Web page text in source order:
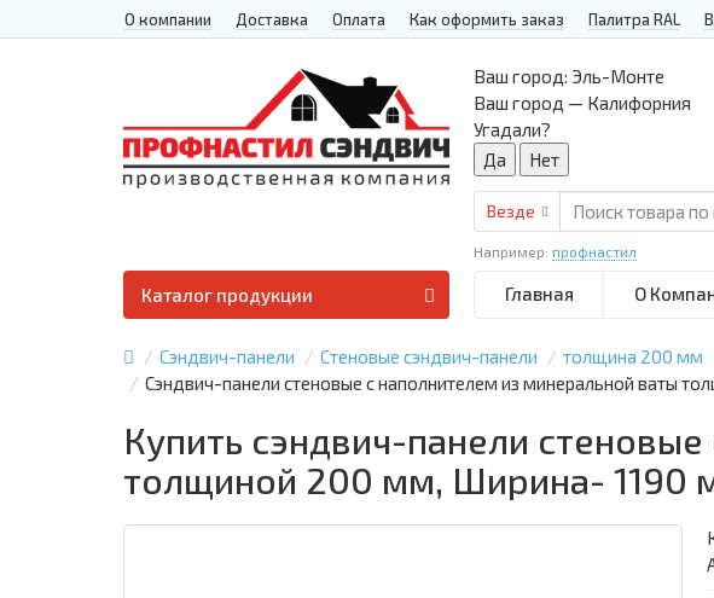
О компании Доставка Оплата Как оформить заказ Палитра RAL
Ваш город: Эль-Монте
Ваш город — Калифорния
Угадали?
Везде
Например: профнастил
Главная О
Каталог продукции
Сэндвич-панели Стеновые сэндвич-панели
толщина 200 мм
Сэндвич-панели стеновые с наполнителем из минеральной ваты
Купить сэндвич-панели
толщиной 200 мм, Ширина- 1190